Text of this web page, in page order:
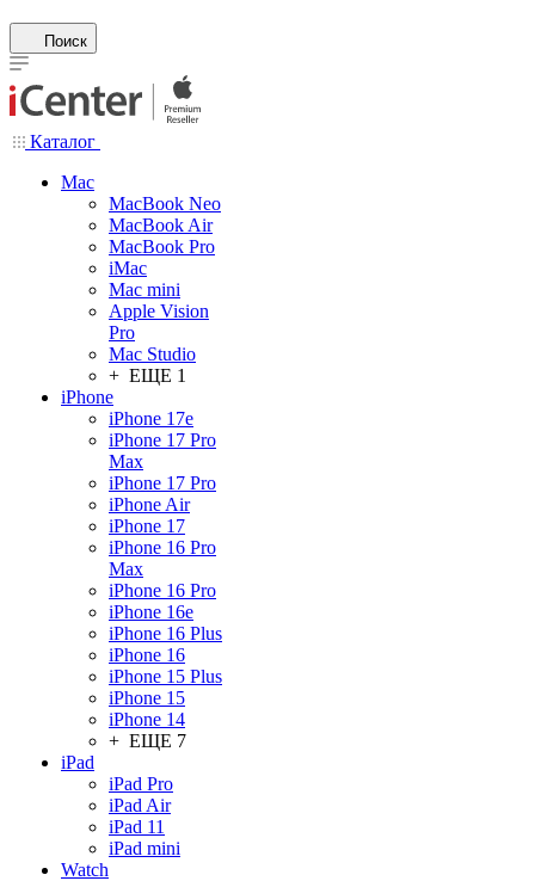
Поиск
Каталог
Mac
MacBook Neo
MacBook Air
MacBook Pro
iMac
Mac mini
Apple Vision
Pro
Mac Studio
+ ЕЩЕ 1
iPhone
iPhone 17e
iPhone 17 Pro
Max
iPhone 17 Pro
iPhone Air
iPhone 17
iPhone 16 Pro
Max
iPhone 16 Pro
iPhone 16e
iPhone 16 Plus
iPhone 16
iPhone 15 Plus
iPhone 15
iPhone 14
+ ЕЩЕ 7
iPad
iPad Pro
iPad Air
iPad 11
iPad mini
Watch